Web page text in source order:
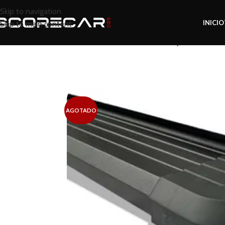
Skip to navigation
Skip to main content
INICIO
AGOTADO